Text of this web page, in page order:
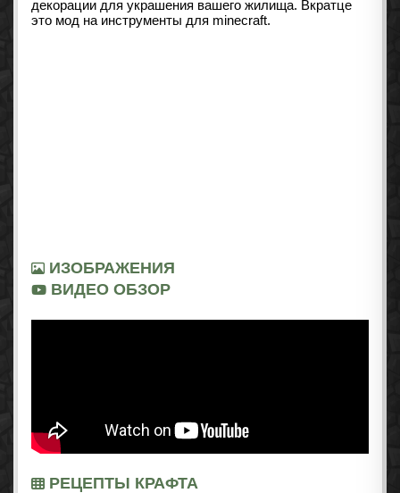
декорации для украшения вашего жилища. Вкратце
это мод на инструменты для minecraft.
ИЗОБРАЖЕНИЯ
ВИДЕО ОБЗОР
РЕЦЕПТЫ КРАФТА